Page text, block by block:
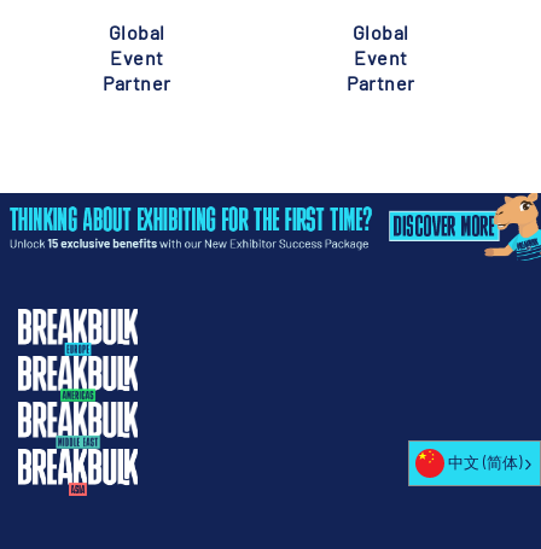
Global
Event
Partner
Global
Event
Partner
中文 (简体)